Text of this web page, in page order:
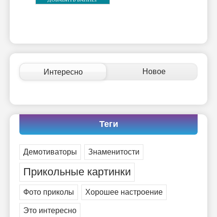
Интересно Новое
Теги
Демотиваторы Знаменитости
Прикольные картинки
Фото приколы
Хорошее настроение
Это интересно